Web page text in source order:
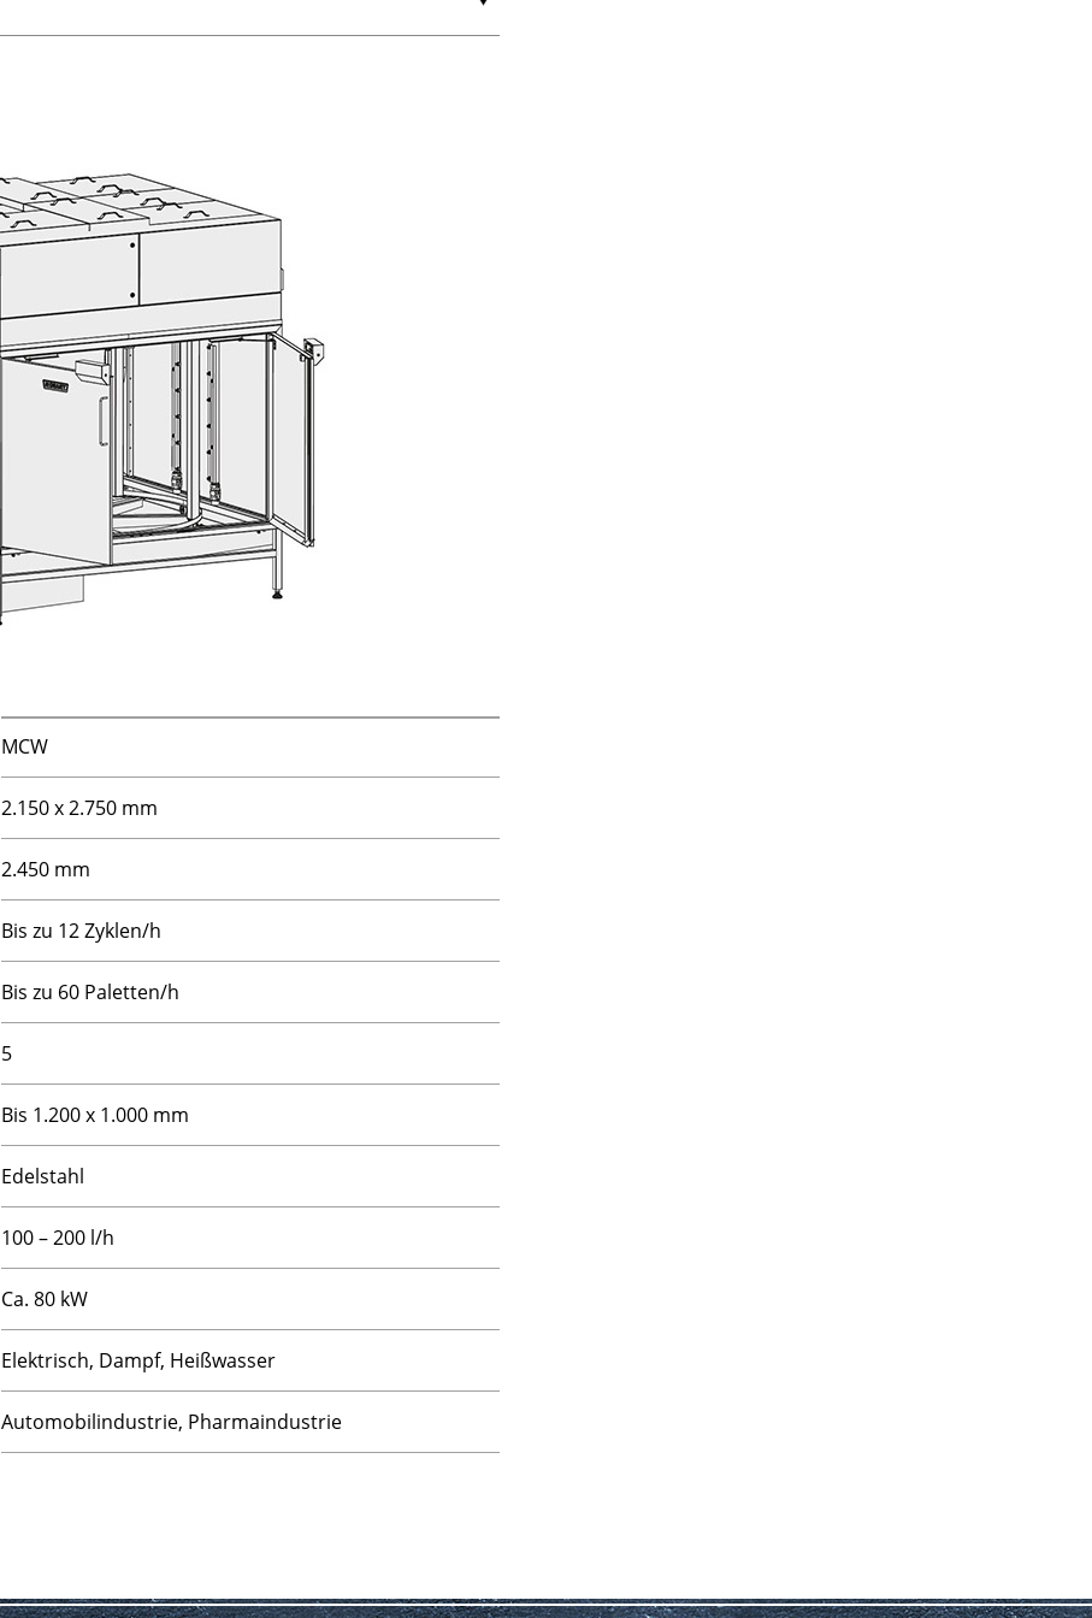
MCW
2.150 x 2.750 mm
2.450 mm
Bis zu 12 Zyklen/h
Bis zu 60 Paletten/h
5
Bis 1.200 x 1.000 mm
Edelstahl
100 – 200 l/h
Ca. 80 kW
Elektrisch, Dampf, Heißwasser
Automobilindustrie, Pharmaindustrie